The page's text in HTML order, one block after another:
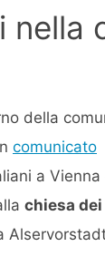
nella
della
comunicato
a Vienna
chiesa dei